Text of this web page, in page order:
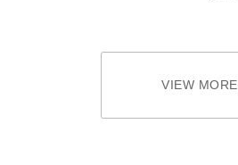
VIEW MORE